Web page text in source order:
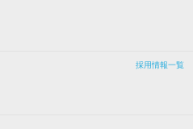
採用情報一覧